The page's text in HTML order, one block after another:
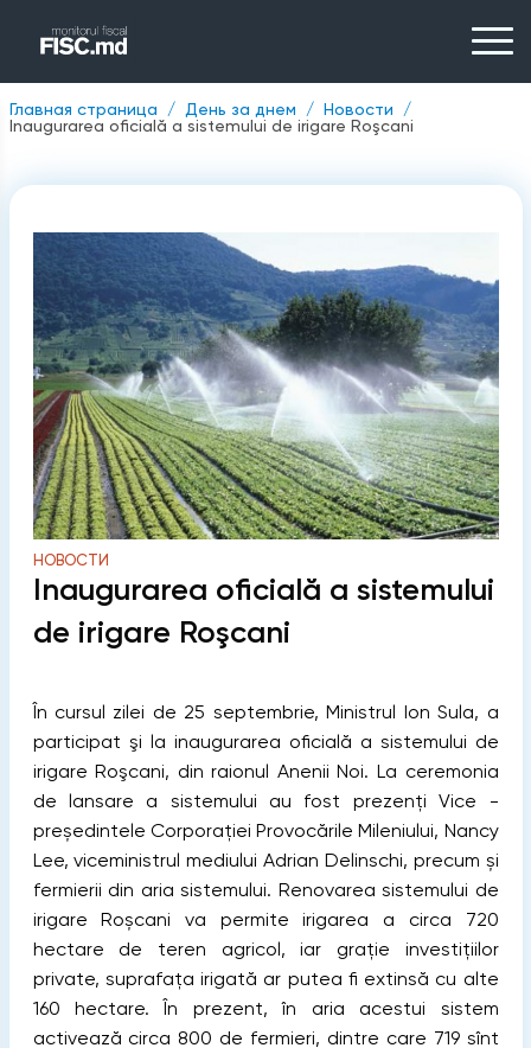
Главная страница День за днем
Новости
Inaugurarea oficială a sistemului de irigare Roşcani
НОВОСТИ
Inaugurarea oficială a sistemului
de irigare Roşcani
În cursul zilei de 25 septembrie, Ministrul Ion Sula, a
participat şi la inaugurarea oficială a sistemului de
irigare Roşcani, din raionul Anenii Noi. La ceremonia
de lansare a sistemului au fost prezenţi Vice -
președintele Corporației Provocările Mileniului, Nancy
Lee, viceministrul mediului Adrian Delinschi, precum și
fermierii din aria sistemului. Renovarea sistemului de
irigare Roșcani va permite irigarea a circa 720
hectare de teren agricol, iar graţie investițiilor
private, suprafața irigată ar putea fi extinsă cu alte
160 hectare. În prezent, în aria acestui sistem
activează circa 800 de fermieri, dintre care 719 sînt